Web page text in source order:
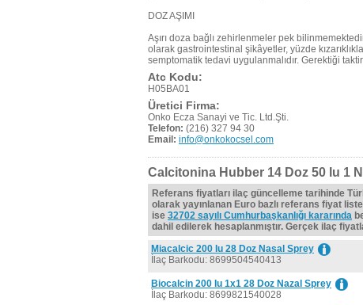
DOZ AŞIMI
Aşırı doza bağlı zehirlenmeler pek
olarak gastrointestinal şikâyetler, yüzde
semptomatik tedavi uygulanmalıdır. Gerektiği
Atc Kodu:
H05BA01
Üretici Firma:
Onko Ecza Sanayi ve Tic. Ltd.Şti.
Telefon: (216) 327 94 30
Email: info@onkokocsel.com
Calcitonina Hubber 14 Doz 50 Iu 1
Referans fiyatları ilaç güncelleme tarihinde
olarak yayınlanan Euro bazlı referans fiyat
ise 32702 sayılı Cumhurbaşkanlığı kararında
dahil edilerek hesaplanmıştır. Gerçek ilaç
Miacalcic 200 Iu 28 Doz Nasal Sprey
İlaç Barkodu: 8699504540413
Biocalcin 200 Iu 1x1 28 Doz Nazal Sprey
İlaç Barkodu: 8699821540028